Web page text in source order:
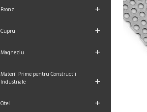
Bronz +
Cupru +
Magneziu +
Materii Prime pentru Constructii
Industriale
+
Otel +